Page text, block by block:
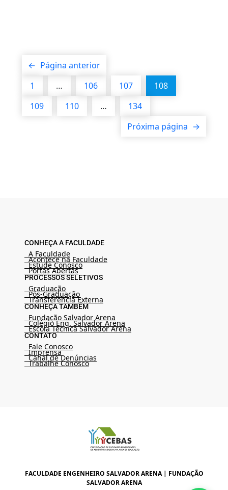
← Página anterior
1
… 106 107
108
109
110 …
134
Próxima página →
CONHEÇA A FACULDADE
A Faculdade
Acontece na Faculdade
Estude Conosco
Portas Abertas
PROCESSOS SELETIVOS
Graduação
Pós-Graduação
Transferência Externa
CONHEÇA TAMBÉM
Fundação Salvador Arena
Colégio Eng. Salvador Arena
Escola Técnica Salvador Arena
CONTATO
Fale Conosco
Imprensa
Canal de Denúncias
Trabalhe Conosco
FACULDADE ENGENHEIRO SALVADOR ARENA | FUNDAÇÃO
SALVADOR ARENA